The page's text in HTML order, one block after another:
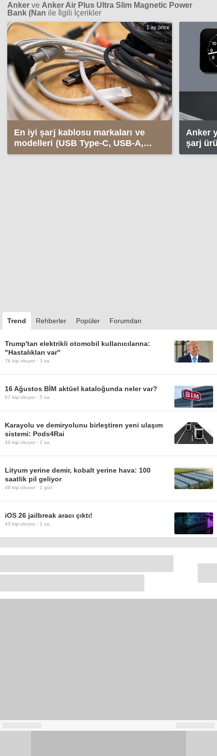
Anker ve Anker Air Plus Ultra Slim Magnetic Power
Bank (Nan ile İlgili İçerikler
1 ay önce
En iyi şarj kablosu markaları ve
modelleri (USB Type-C, USB-A,
Lightning, Micro USB)
Anker
şarj
Trend Rehberler Popüler Forumdan
Trump'tan elektrikli otomobil kullanıcılarına:
"Hastalıkları var"
76 kişi okuyor · 3 sa.
16 Ağustos BİM aktüel kataloğunda neler var?
67 kişi okuyor · 5 sa.
Karayolu ve demiryolunu birleştiren yeni ulaşım
sistemi: Pods4Rai
49 kişi okuyor · 2 sa.
Lityum yerine demir, kobalt yerine hava: 100
saatlik pil geliyor
49 kişi okuyor · 1 gün
iOS 26 jailbreak aracı çıktı!
43 kişi okuyor · 1 sa.